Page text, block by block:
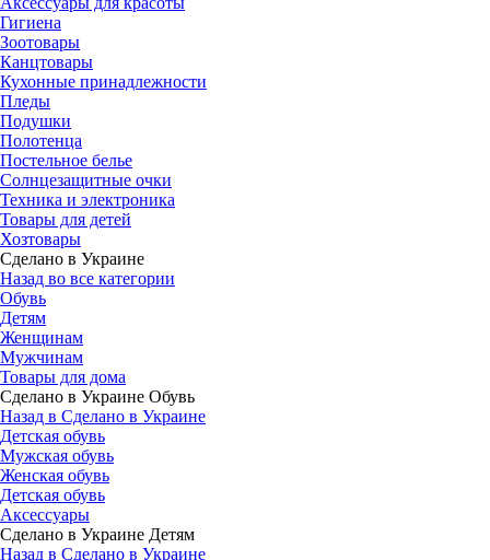
Гигиена
Зоотовары
Канцтовары
Кухонные принадлежности
Пледы
Подушки
Полотенца
Постельное белье
Солнцезащитные очки
Техника и электроника
Товары для детей
Хозтовары
Сделано в Украине
Назад во все категории
Обувь
Детям
Женщинам
Мужчинам
Товары для дома
Сделано в Украине Обувь
Назад в Сделано в Украине
Детская обувь
Мужская обувь
Женская обувь
Детская обувь
Аксессуары
Сделано в Украине Детям
Назад в Сделано в Украине